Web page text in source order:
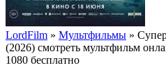
LordFilm » Мультфильмы »
(2026) смотреть мультфильм
1080 бесплатно